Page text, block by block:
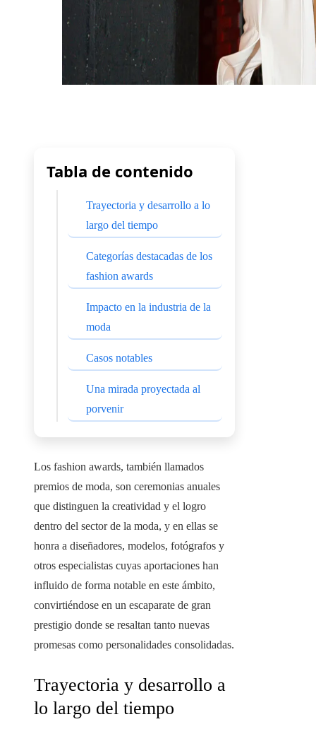
Tabla de contenido
Trayectoria y desarrollo a lo
largo del tiempo
Categorías destacadas de los
fashion awards
Impacto en la industria de la
moda
Casos notables
Una mirada proyectada al
porvenir
Los fashion awards, también llamados
premios de moda, son ceremonias anuales
que distinguen la creatividad y el logro
dentro del sector de la moda, y en ellas se
honra a diseñadores, modelos, fotógrafos y
otros especialistas cuyas aportaciones han
influido de forma notable en este ámbito,
convirtiéndose en un escaparate de gran
prestigio donde se resaltan tanto nuevas
promesas como personalidades consolidadas.
Trayectoria y desarrollo a
lo largo del tiempo